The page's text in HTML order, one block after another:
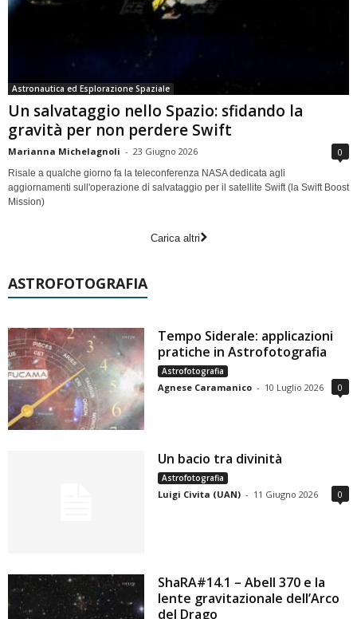
Astronautica ed Esplorazione Spaziale
Un salvataggio nello Spazio: sfidando la
gravità per non perdere Swift
Marianna Michelagnoli - 23 Giugno 2026 0
Risale a qualche giorno fa la teleconferenza NASA dedicata agli
aggiornamenti sull'operazione di salvataggio per il satellite Swift (la Swift Boost
Mission)
Carica altri
ASTROFOTOGRAFIA
Tempo Siderale: applicazioni
pratiche in Astrofotografia
Astrofotografia
Agnese Caramanico - 10 Luglio 2026 0
Un bacio tra divinità
Astrofotografia
Luigi Civita (UAN) - 11 Giugno 2026 0
ShaRA#14.1 – Abell 370 e la
lente gravitazionale dell’Arco
del Drago